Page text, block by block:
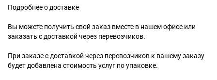
Подробнее о доставке
Вы можете получить свой заказ вместе в нашем офисе или
заказать с доставкой через перевозчиков.
При заказе с доставкой через перевозчиков к вашему заказу
будет добавлена стоимость услуг по упаковке.